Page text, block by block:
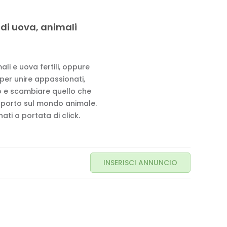
uova, animali
e uova fertili, oppure
unire appassionati,
scambiare quello che
sul mondo animale.
a portata di click.
INSERISCI ANNUNCIO